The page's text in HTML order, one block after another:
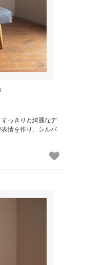
っきりと綺麗なデ
情を作り、シルバ